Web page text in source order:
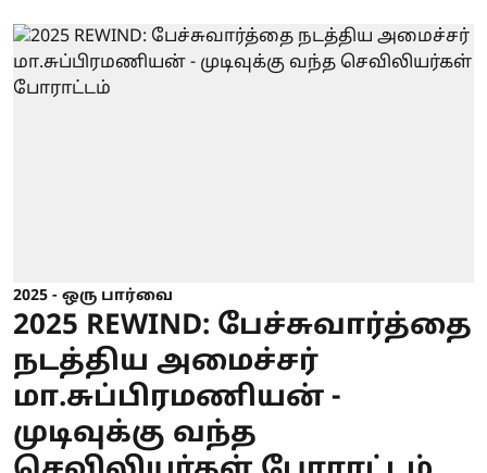
2025 - ஒரு பார்வை
2025 REWIND: பேச்சுவார்த்தை
நடத்திய அமைச்சர்
மா.சுப்பிரமணியன் -
முடிவுக்கு வந்த